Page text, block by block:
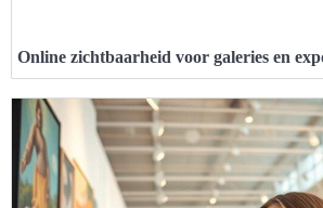
Online zichtbaarheid voor galeries en